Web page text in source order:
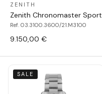
ZENITH
Zenith Chronomaster Sport
Ref. 03.3100.3600/21.M3100
9.150,00 €
SALE